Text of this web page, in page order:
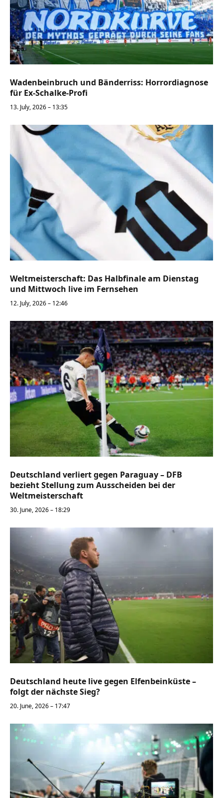
Wadenbeinbruch und Bänderriss: Horrordiagnose
für Ex-Schalke-Profi
13. July, 2026 – 13:35
Weltmeisterschaft: Das Halbfinale am Dienstag
und Mittwoch live im Fernsehen
12. July, 2026 – 12:46
Deutschland verliert gegen Paraguay – DFB
bezieht Stellung zum Ausscheiden bei der
Weltmeisterschaft
30. June, 2026 – 18:29
Deutschland heute live gegen Elfenbeinküste –
folgt der nächste Sieg?
20. June, 2026 – 17:47